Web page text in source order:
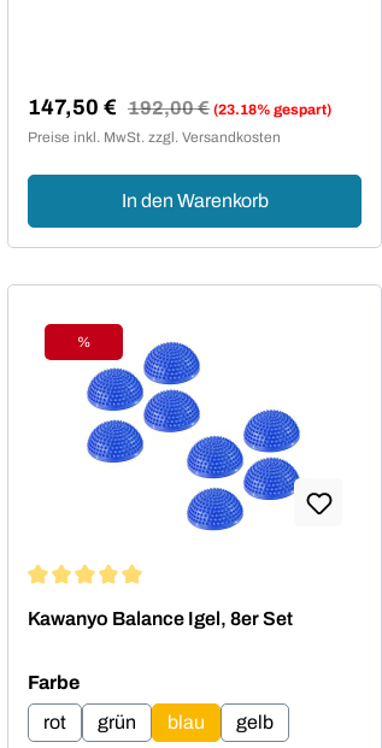
Verkaufspreis:
147,50 € Regulärer Preis:
192,00 € (23.18% gespart)
Preise inkl. MwSt. zzgl. Versandkosten
In den Warenkorb
Rabatt
%
Kawanyo Balance Igel, 8er Set
Farbeauswählen
rot
grün blau gelb